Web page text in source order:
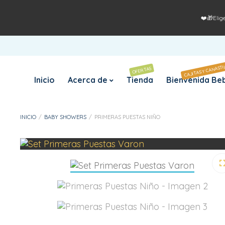
Inicio Acerca de Tienda
OFERTAS
Bienvenida
CAJITAS Y
INICIO / BABY SHOWERS / PRIMERAS PUESTAS NIÑO